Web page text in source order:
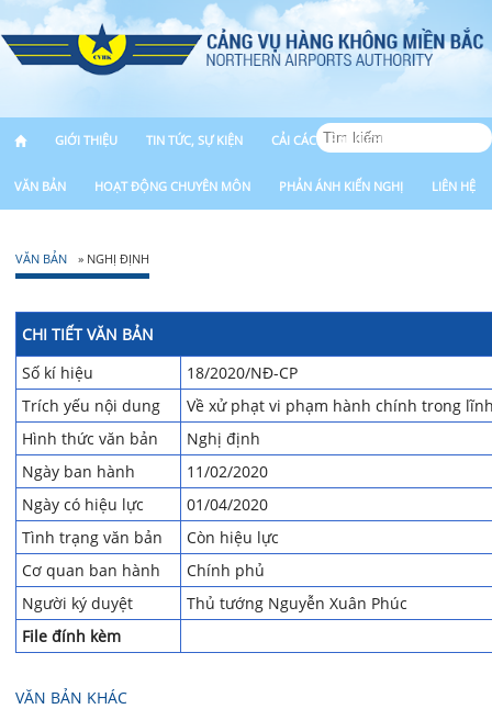
GIỚI THIỆU TIN TỨC, SỰ KIỆN CẢI CÁCH HÀNH CHÍNH
VĂN BẢN HOẠT ĐỘNG CHUYÊN MÔN PHẢN ÁNH KIẾN NGHỊ LIÊN HỆ
VĂN BẢN » NGHỊ ĐỊNH
CHI TIẾT VĂN BẢN
Số kí hiệu
18/2020/NĐ-CP
Trích yếu nội dung
Về xử phạt vi phạm hành chính trong
Hình thức văn bản
Nghị định
Ngày ban hành
11/02/2020
Ngày có hiệu lực
01/04/2020
Tình trạng văn bản
Còn hiệu lực
Cơ quan ban hành
Chính phủ
Người ký duyệt
Thủ tướng Nguyễn Xuân Phúc
File đính kèm
VĂN BẢN KHÁC